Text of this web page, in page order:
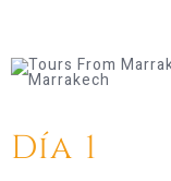
Día 1